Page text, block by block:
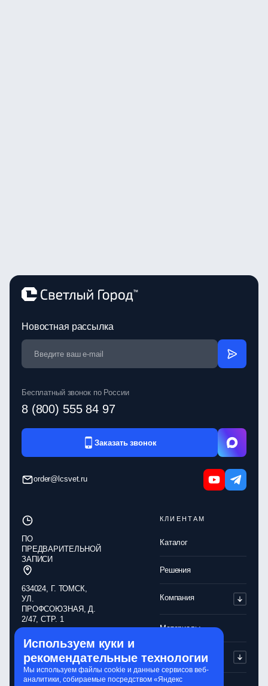
Новостная рассылка
Бесплатный звонок по России
8 (800) 555 84 97
Заказать звонок
order@lcsvet.ru
КЛИЕНТАМ
Каталог
Решения
Компания
Материалы
Партнерам
ПО
ПРЕДВАРИТЕЛЬНОЙ
ЗАПИСИ
634024, Г. ТОМСК,
УЛ.
ПРОФСОЮЗНАЯ, Д.
2/47, СТР. 1
Обработка
персональных
данных
Политика
Используем куки и
рекомендательные технологии
Мы используем файлы cookie и данные сервисов веб-
аналитики, собираемые посредством «Яндекс